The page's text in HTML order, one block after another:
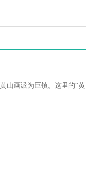
山画派为巨镇。这里的“